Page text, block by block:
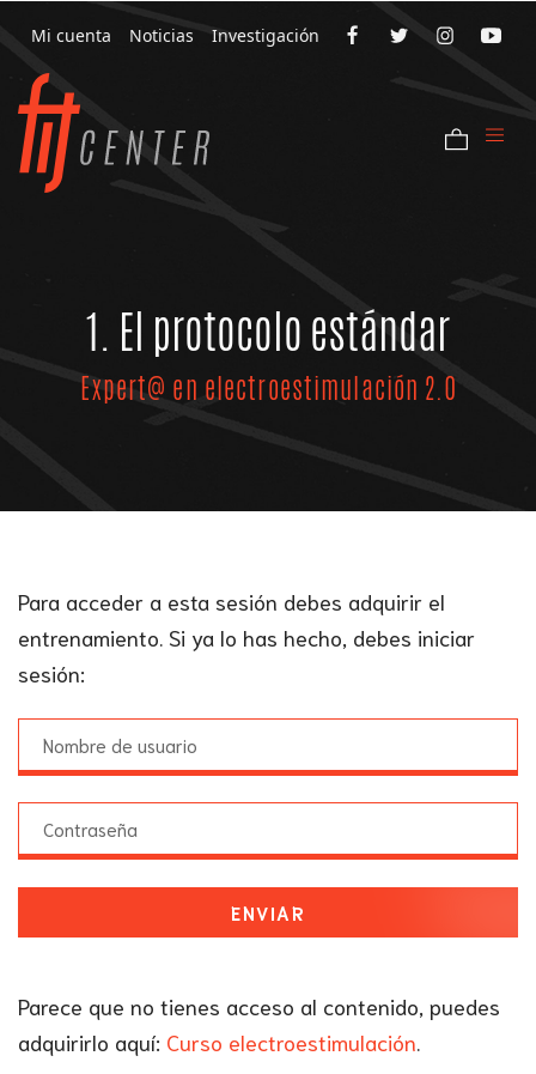
Mi cuenta Noticias Investigación
1. El protocolo estándar
Expert@ en electroestimulación 2.0
Para acceder a esta sesión debes adquirir el
entrenamiento. Si ya lo has hecho, debes iniciar
sesión:
ENVIAR
Parece que no tienes acceso al contenido, puedes
adquirirlo aquí: Curso electroestimulación.